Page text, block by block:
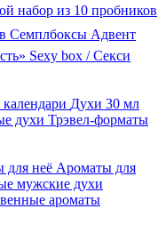
набор из 10 пробников
Семплбоксы Адвент
Sexy box / Секси
Духи 30 мл
духи Трэвел-форматы
для неё Ароматы для
мужские духи
ароматы